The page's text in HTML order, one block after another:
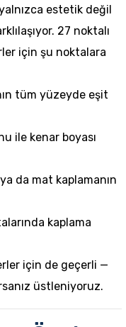
estetik değil
27 noktalı
için şu noktalara
tüm yüzeyde eşit
ile kenar boyası
da mat kaplamanın
kaplama
için de geçerli —
üstleniyoruz.